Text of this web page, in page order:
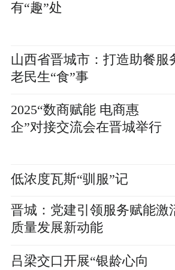
有“趣”处
山西省晋城市：打造助餐服
老民生“食”事
2025“数商赋能 电商惠
企”对接交流会在晋城举行
低浓度瓦斯“驯服”记
晋城：党建引领服务赋能激
质量发展新动能
吕梁交口开展“银龄心向